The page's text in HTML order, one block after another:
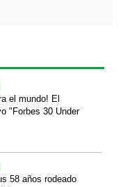
el mundo! El
"Forbes 30 Under
58 años rodeado